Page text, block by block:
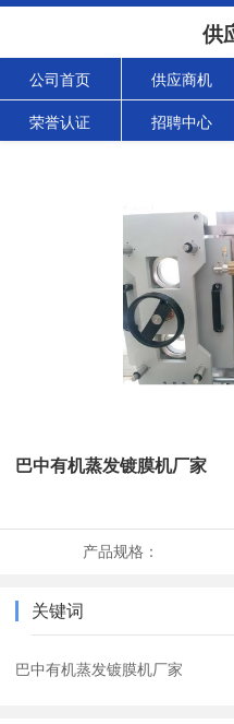
供
公司首页 供应商机
荣誉认证 招聘中心
巴中有机蒸发镀膜机厂家
产品规格：
关键词
巴中有机蒸发镀膜机厂家